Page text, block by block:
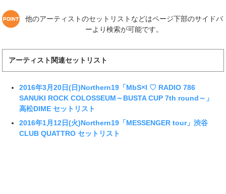
他のアーティストのセットリストなどはページ下部のサイドバ
ーより検索が可能です。
アーティスト関連セットリスト
2016年3月20日(日)Northern19「MbS×I ♡ RADIO 786
SANUKI ROCK COLOSSEUM～BUSTA CUP 7th round～」
高松DIME セットリスト
2016年1月12日(火)Northern19「MESSENGER tour」渋谷
CLUB QUATTRO セットリスト